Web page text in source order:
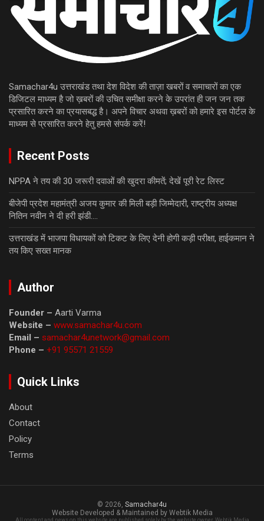
Samachar4u उत्तराखंड तथा देश विदेश की ताज़ा खबरों व समाचारों का एक
डिजिटल माध्यम है जो ख़बरों की उचित समीक्षा करने के उपरांत ही जन जन तक
प्रसारित करने का प्रयासबद्ध है। अपने विचार अथवा ख़बरों को हमारे इस पोर्टल के
माध्यम से प्रसारित करने हेतु हमसे संपर्क करें!
Recent Posts
NPPA ने तय की 30 जरूरी दवाओं की खुदरा कीमतें; देखें पूरी रेट लिस्ट
बीजेपी प्रदेश महामंत्री अजय कुमार की मिली बड़ी जिम्मेदारी, राष्ट्रीय अध्यक्ष
नितिन नवीन ने दी हरी झंडी….
उत्तराखंड में भाजपा विधायकों को टिकट के लिए देनी होगी कड़ी परीक्षा, हाईकमान ने
तय किए सख्त मानक
Author
Founder – Aarti Varma
Website – www.samachar4u.com
Email – samachar4unetwork@gmail.com
Phone – +91 95571 21559
Quick Links
About
Contact
Policy
Terms
© 2026, Samachar4u
Website Developed & Maintained by Webtik Media